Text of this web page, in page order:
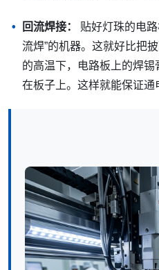
回流焊接：
贴好灯珠的电
流焊”的机器。这就好比把
的高温下，电路板上的焊
在板子上。这样就能保证通